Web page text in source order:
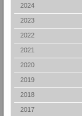
2024
2023
2022
2021
2020
2019
2018
2017